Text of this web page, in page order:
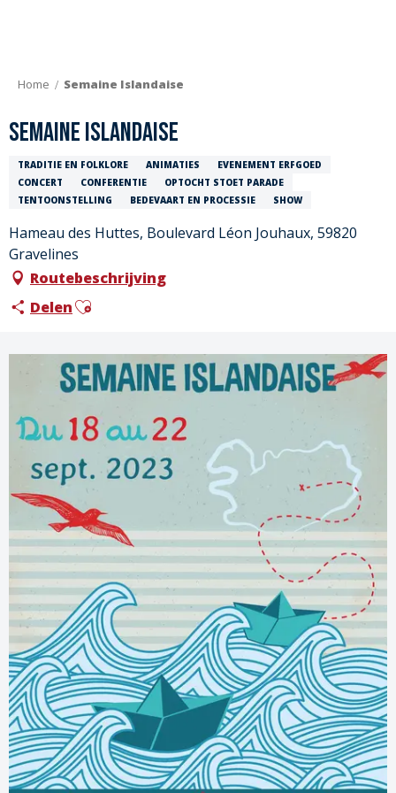
Home Semaine Islandaise
Semaine Islandaise
TRADITIE EN FOLKLORE ANIMATIES
EVENEMENT ERFGOED
CONCERT
CONFERENTIE
OPTOCHT STOET PARADE
TENTOONSTELLING
BEDEVAART EN PROCESSIE SHOW
Hameau des Huttes, Boulevard Léon Jouhaux, 59820
Gravelines
Routebeschrijving
DelenAjouter aux favoris